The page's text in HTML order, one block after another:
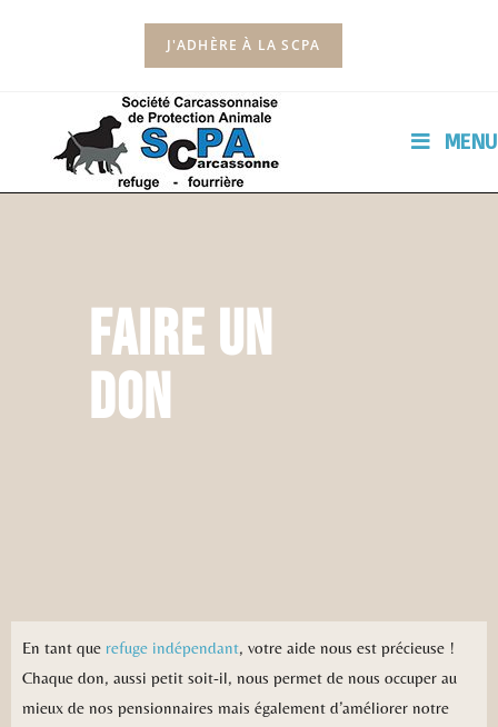
J'ADHÈRE À LA SCPA
MENU
Faire un
don
En tant que refuge indépendant, votre aide nous est précieuse !
Chaque don, aussi petit soit-il, nous permet de nous occuper au
mieux de nos pensionnaires mais également d’améliorer notre